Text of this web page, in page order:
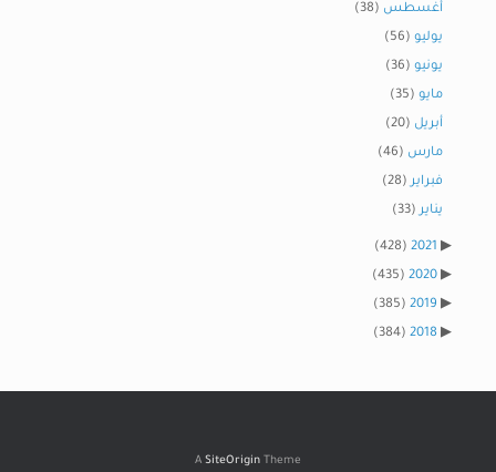
أغسطس (38)
يوليو (56)
يونيو (36)
مايو (35)
أبريل (20)
مارس (46)
فبراير(28)
يناير(33)
2021
(428)
2020
(435)
2019
(385)
2018
(384)
A SiteOrigin Theme